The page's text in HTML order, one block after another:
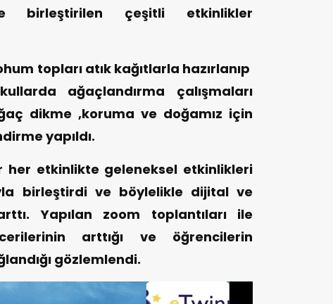
birleştirilen çeşitli etkinlikler
topları atık kağıtlarla hazırlanıp
ağaçlandırma çalışmaları
dikme ,koruma ve doğamız için
yapıldı.
her etkinlikte geleneksel etkinlikleri
birleştirdi ve böylelikle dijital ve
Yapılan zoom toplantıları ile
arttığı ve öğrencilerin
gözlemlendi.